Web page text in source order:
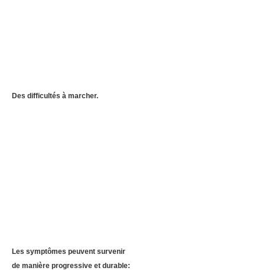
Des difficultés à marcher.
Les symptômes peuvent survenir
de manière progressive et durable: